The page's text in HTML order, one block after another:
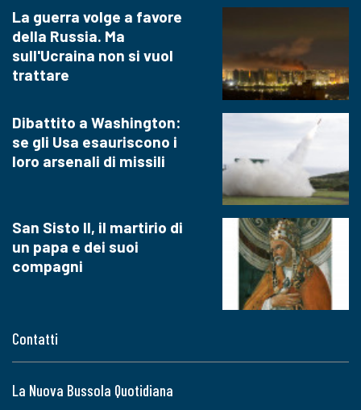
Contatti
La Nuova Bussola Quotidiana
La guerra volge a favore
della Russia. Ma
sull'Ucraina non si vuol
trattare
Dibattito a Washington:
se gli Usa esauriscono i
loro arsenali di missili
San Sisto II, il martirio di
un papa e dei suoi
compagni